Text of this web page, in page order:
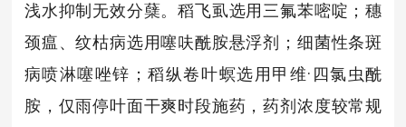
浅水抑制无效分蘖。稻飞虱选用三氟苯嘧啶；穗
颈瘟、纹枯病选用噻呋酰胺悬浮剂；细菌性条斑
病喷淋噻唑锌；稻纵卷叶螟选用甲维·四氯虫酰
胺，仅雨停叶面干爽时段施药，药剂浓度较常规